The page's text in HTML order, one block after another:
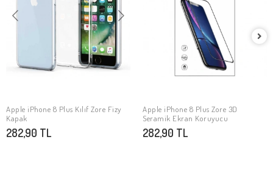
SEPETE EKLE
Apple iPhone 8 Plus Kılıf Zore Fizy
Kapak
282,90 TL
SEPETE EKLE
Apple iPhone 8 Plus Zore 3D
Seramik Ekran Koruyucu
282,90 TL